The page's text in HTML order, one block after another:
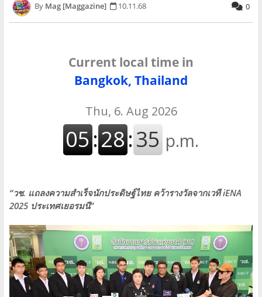
Mag [Maggazine] 10.11.68 0
Current local time in
Bangkok, Thailand
“วช. แถลงความสำเร็จนักประดิษฐ์ไทย คว้ารางวัลจากเวที iENA
2025 ประเทศเยอรมนี”